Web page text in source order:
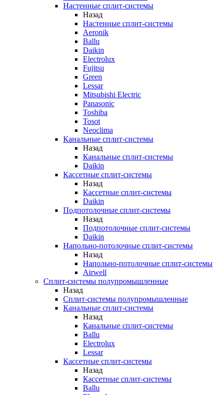
Настенные сплит-системы
Назад
Настенные сплит-системы
Aeronik
Ballu
Daikin
Electrolux
Fujitsu
Green
Lessar
Mitsubishi Electric
Panasonic
Toshiba
Tosot
Neoclima
Канальные сплит-системы
Назад
Канальные сплит-системы
Daikin
Кассетные сплит-системы
Назад
Кассетные сплит-системы
Daikin
Подпотолочные сплит-системы
Назад
Подпотолочные сплит-системы
Daikin
Напольно-потолочные сплит-системы
Назад
Напольно-потолочные сплит-системы
Airwell
Сплит-системы полупромышленные
Назад
Сплит-системы полупромышленные
Канальные сплит-системы
Назад
Канальные сплит-системы
Ballu
Electrolux
Lessar
Кассетные сплит-системы
Назад
Кассетные сплит-системы
Ballu